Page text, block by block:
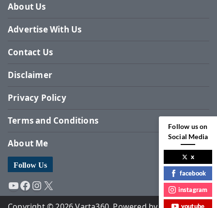
About Us
Advertise With Us
Contact Us
Disclaimer
Privacy Policy
Terms and Conditions
About Me
Follow Us
YouTube
Facebook
Instagram
X
Follow us on
Social Media
x
facebook
instagram
youtube